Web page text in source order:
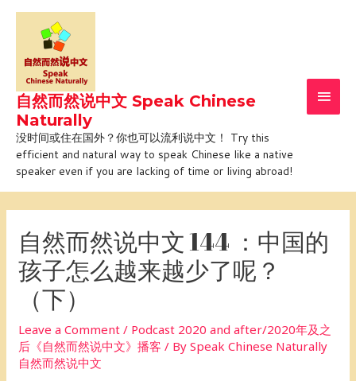
Skip
content
自然而然说中文 Speak Chinese
Naturally
没时间或住在国外？你也可以流利说中文！ Try this
efficient and natural way to speak Chinese like a native
speaker even if you are lacking of time or living abroad!
自然而然说中文 144 ：中国的
孩子怎么越来越少了呢？
（下）
Leave a Comment / Podcast 2020 and after/2020年及之
后《自然而然说中文》播客 / BySpeak Chinese Naturally
自然而然说中文